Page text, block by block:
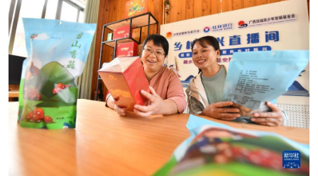
中国瓷
国情
国情 助残 一带一路
海洋 草原 湾区
心理 老年